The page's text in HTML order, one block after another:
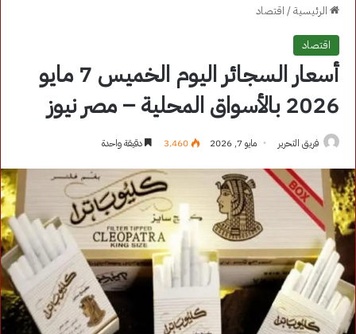
الرئيسية/ اقتصاد
اقتصاد
أسعار السجائر اليوم الخميس 7 مايو
2026 بالأسواق المحلية – مصر نيوز
فريق التحرير مايو 7, 2026 3٬460 دقيقة واحدة